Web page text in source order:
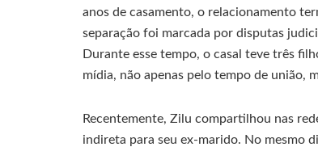
anos de casamento, o relacionamento
separação foi marcada por disputas
Durante esse tempo, o casal teve três
mídia, não apenas pelo tempo de união,
Recentemente, Zilu compartilhou nas
indireta para seu ex-marido. No mesmo